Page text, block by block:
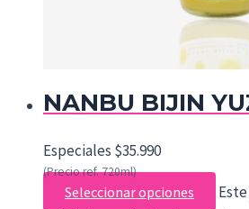
NANBU BIJIN
Especiales $35.990
(Precio ref. 720ml)
Seleccionar opciones